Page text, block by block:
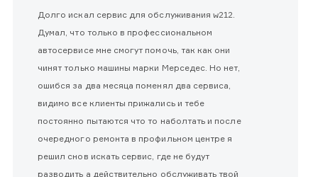
Долго искал сервис для обслуживания w212.
Думал, что только в профессиональном
автосервисе мне смогут помочь, так как они
чинят только машины марки Мерседес. Но нет,
ошибся за два месяца поменял два сервиса,
видимо все клиенты прижались и тебе
постоянно пытаются что то наболтать и после
очередного ремонта в профильном центре я
решил снов искать сервис, где не будут
разводить а действительно обслуживать твой